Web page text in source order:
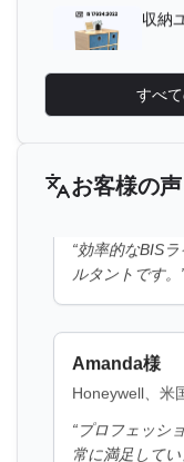
続き
太陽
BIS通
鍛造
続き
H酸
すべ
お客様の声
セスです。”
Satoshi様
“効率的なBISラ
Amanda様
Honeywell、米
“プロフェッシ
常に満足して